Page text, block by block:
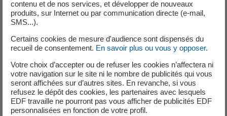
associations françaises de gérer leurs adhésions, leurs dons et leurs
événements. Entièrement gratuite, la plateforme reverse 100 % des
montants collectés aux associations. Avec plus de 13 millions d’euros
collectés, HelloAsso offre à plus de 7 000 associations une solution
unique pour gagner en visibilité et financer leurs actions sur
internet.
contenu et de nos services, et développer de nouveaux
produits, sur Internet ou par communication directe (e-mail,
SMS...).
Certains cookies de mesure d'audience sont dispensés du
recueil de consentement. En savoir plus ou vous y opposer.
Votre choix d’accepter ou de refuser les cookies n’affectera ni
votre navigation sur le site ni le nombre de publicités qui vous
seront affichées sur d’autres sites. En revanche, si vous
refusez le dépôt des cookies, les partenaires avec lesquels
EDF travaille ne pourront pas vous afficher de publicités EDF
personnalisées en fonction de votre profil.